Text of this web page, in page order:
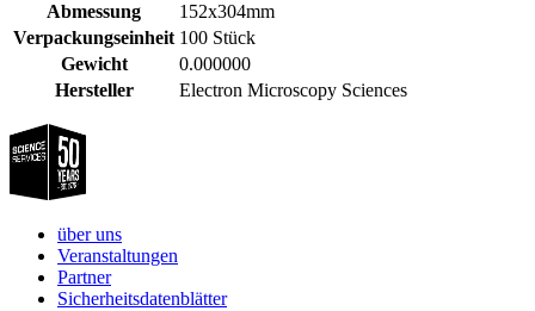
Abmessung
152x304mm
Verpackungseinheit 100 Stück
Gewicht
0.000000
Hersteller
Electron Microscopy Sciences
über uns
Veranstaltungen
Partner
Sicherheitsdatenblätter